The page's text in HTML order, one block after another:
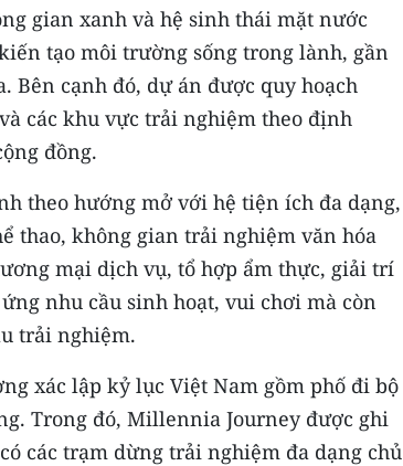
gian xanh và hệ sinh thái mặt nước
tạo môi trường sống trong lành, gần
Bên cạnh đó, dự án được quy hoạch
các khu vực trải nghiệm theo định
đồng.
theo hướng mở với hệ tiện ích đa dạng,
thao, không gian trải nghiệm văn hóa
mại dịch vụ, tổ hợp ẩm thực, giải trí
nhu cầu sinh hoạt, vui chơi mà còn
trải nghiệm.
xác lập kỷ lục Việt Nam gồm phố đi bộ
Trong đó, Millennia Journey được ghi
các trạm dừng trải nghiệm đa dạng chủ